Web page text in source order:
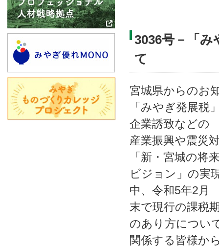
3036号－「み
て
宮城県からのお
「みやぎ発展
企業誘致などの
産業振興や震災
「新・宮城の将
ビジョン」の実
中、令和5年2月
末で現行の課税
のあり方につい
関係する皆様か